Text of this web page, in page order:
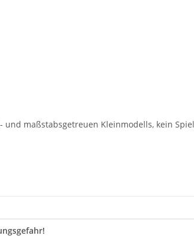
maßstabsgetreuen Kleinmodells, kein